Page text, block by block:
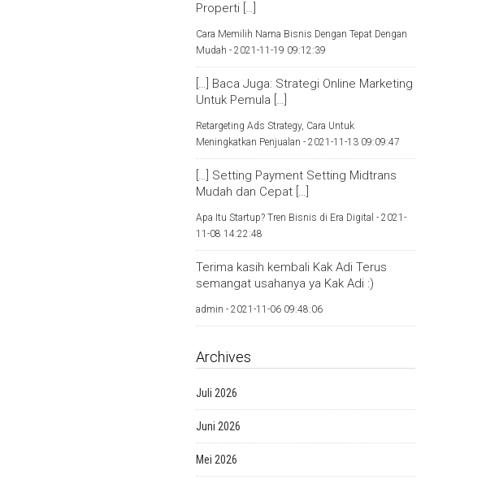
Properti […]
Cara Memilih Nama Bisnis Dengan Tepat Dengan
Mudah - 2021-11-19 09:12:39
[…] Baca Juga: Strategi Online Marketing
Untuk Pemula […]
Retargeting Ads Strategy, Cara Untuk
Meningkatkan Penjualan - 2021-11-13 09:09:47
[…] Setting Payment Setting Midtrans
Mudah dan Cepat […]
Apa Itu Startup? Tren Bisnis di Era Digital - 2021-
11-08 14:22:48
Terima kasih kembali Kak Adi Terus
semangat usahanya ya Kak Adi :)
admin - 2021-11-06 09:48:06
Archives
Juli 2026
Juni 2026
Mei 2026